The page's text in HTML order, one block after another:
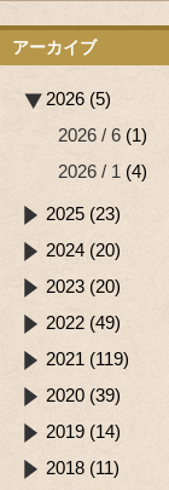
アーカイブ
2026 (5)
2026 / 6 (1)
2026 / 1 (4)
2025 (23)
2024 (20)
2023 (20)
2022 (49)
2021 (119)
2020 (39)
2019 (14)
2018 (11)